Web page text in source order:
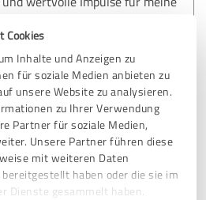
Cookies
Inhalte und Anzeigen zu
für soziale Medien anbieten zu
unsere Website zu analysieren.
zu Ihrer Verwendung
Partner für soziale Medien,
Unsere Partner führen diese
mit weiteren Daten
haben oder die sie im
Dienste gesammelt haben.
zu: